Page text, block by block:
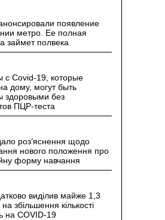
появление
метро. Ее полная
займет полвека
с Covid-19, которые
дому, могут быть
здоровыми без
ПЦР-теста
роз’яснення щодо
нового положення про
форму навчання
виділив майже 1,3
збільшення кількості
на COVID-19